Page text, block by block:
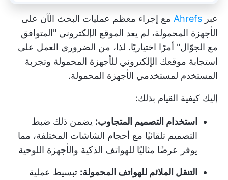
عبر Ahrefs مع إجراء معظم عمليات البحث الآن على
الأجهزة المحمولة، لم يعد الموقع الإلكتروني "المتوافق
مع الجوّال" أمرًا اختياريًا. لذا، من الضروري العمل على
استجابة موقعك الإلكتروني للأجهزة المحمولة وتجربة
المستخدم لمستخدمي الأجهزة المحمولة.
إليك كيفية القيام بذلك:
استخدام التصميم المتجاوب: يضمن ذلك ضبط
التصميم تلقائيًا مع أحجام الشاشات المختلفة، مما
يوفر عرضًا مثاليًا للهواتف الذكية والأجهزة اللوحية
التنقل الملائم للهواتف المحمولة: تبسيط عملية